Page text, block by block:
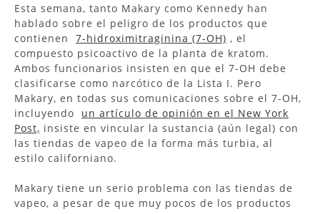
Esta semana, tanto Makary como Kennedy han
hablado sobre el peligro de los productos que
contienen 7-hidroximitraginina (7-OH) , el
compuesto psicoactivo de la planta de kratom.
Ambos funcionarios insisten en que el 7-OH debe
clasificarse como narcótico de la Lista I. Pero
Makary, en todas sus comunicaciones sobre el 7-OH,
incluyendo un artículo de opinión en el New York
Post, insiste en vincular la sustancia (aún legal) con
las tiendas de vapeo de la forma más turbia, al
estilo californiano.
Makary tiene un serio problema con las tiendas de
vapeo, a pesar de que muy pocos de los productos